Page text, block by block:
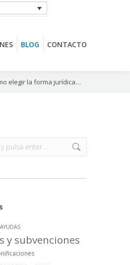
BLOG CONTACTO
elegir la forma jurídica…
AYUDAS
y subvenciones